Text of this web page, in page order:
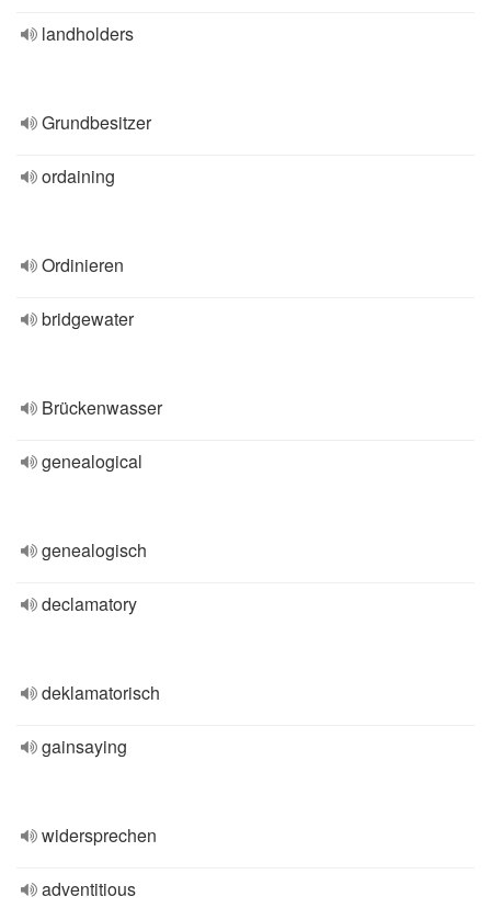
landholders
Grundbesitzer
ordaining
Ordinieren
bridgewater
Brückenwasser
genealogical
genealogisch
declamatory
deklamatorisch
gainsaying
widersprechen
adventitious